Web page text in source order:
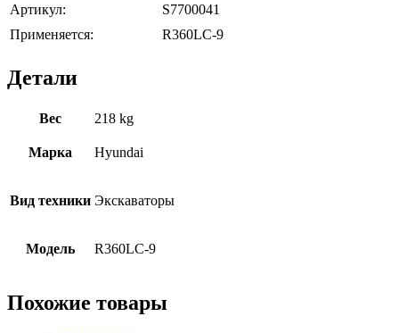
Артикул:
S7700041
Применяется:
R360LC-9
Детали
Вес 218 kg
Марка Hyundai
Вид техники Экскаваторы
Модель R360LC-9
Похожие товары